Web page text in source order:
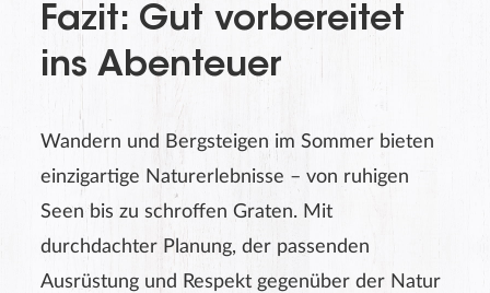
Fazit: Gut vorbereitet
ins Abenteuer
Wandern und Bergsteigen im Sommer bieten
einzigartige Naturerlebnisse – von ruhigen
Seen bis zu schroffen Graten. Mit
durchdachter Planung, der passenden
Ausrüstung und Respekt gegenüber der Natur